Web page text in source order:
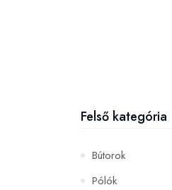
Felső kategória
Bútorok
Pólók